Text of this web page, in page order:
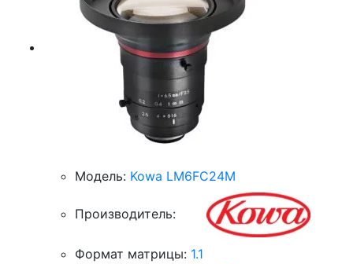
Модель: Kowa LM6FC24M
Производитель:
Формат матрицы: 1.1